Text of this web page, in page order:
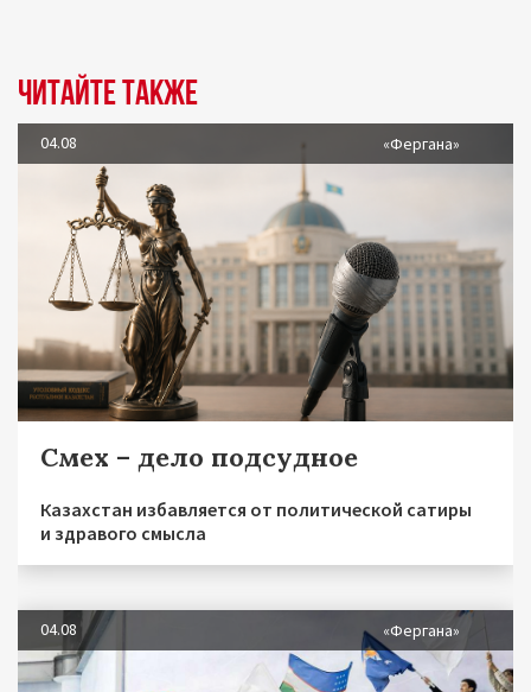
Читайте также
04.08 «Фергана»
Смех – дело подсудное
Казахстан избавляется от политической сатиры
и здравого смысла
04.08 «Фергана»